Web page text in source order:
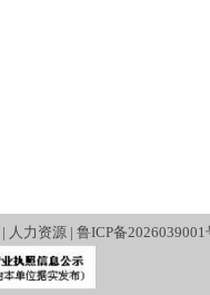
| 人力资源 | 鲁ICP备2026039001